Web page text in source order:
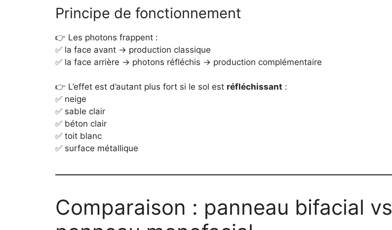
Principe de fonctionnement
👉 Les photons frappent :
✅ la face avant → production classique
✅ la face arrière → photons réfléchis → production complémentaire
👉 L’effet est d’autant plus fort si le sol est réfléchissant :
✅ neige
✅ sable clair
✅ béton clair
✅ toit blanc
✅ surface métallique
Comparaison : panneau bifacial vs